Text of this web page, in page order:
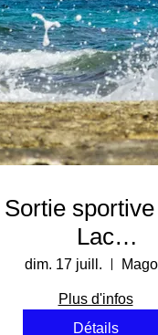
Sortie
Lac
dim. 17 juill.
Plus d'infos
Détails